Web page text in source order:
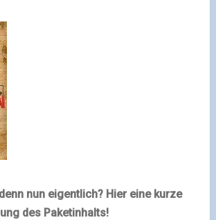
nun eigentlich? Hier eine kurze
des Paketinhalts!